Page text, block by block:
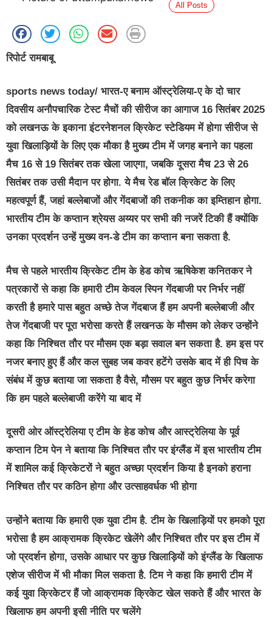
All Posts
रिपोर्ट रामबाबू
sports news today/ भारत-ए बनाम ऑस्ट्रेलिया-ए के दो चार
दिवसीय अनौपचारिक टेस्ट मैचों की सीरीज का आगाज 16 सितंबर 2025
को लखनऊ के इकाना इंटरनेशनल क्रिकेट स्टेडियम में होगा सीरीज से
युवा खिलाड़ियों के लिए एक मौका है मुख्य टीम में जगह बनाने का पहला
मैच 16 से 19 सितंबर तक खेला जाएगा, जबकि दूसरा मैच 23 से 26
सितंबर तक उसी मैदान पर होगा. ये मैच रेड बॉल क्रिकेट के लिए
महत्वपूर्ण हैं, जहां बल्लेबाजों और गेंदबाजों की तकनीक का इम्तिहान होगा.
भारतीय टीम के कप्तान श्रेयस अय्यर पर सभी की नजरें टिकी हैं क्योंकि
उनका प्रदर्शन उन्हें मुख्य वन-डे टीम का कप्तान बना सकता है.
मैच से पहले भारतीय क्रिकेट टीम के हेड कोच ऋषिकेश कनितकर ने
पत्रकारों से कहा कि हमारी टीम केवल स्पिन गेंदबाजी पर निर्भर नहीं
करती है हमारे पास बहुत अच्छे तेज गेंदबाज हैं हम अपनी बल्लेबाजी और
तेज गेंदबाजी पर पूरा भरोसा करते हैं लखनऊ के मौसम को लेकर उन्होंने
कहा कि निश्चित तौर पर मौसम एक बड़ा सवाल बन सकता है. हम इस पर
नजर बनाए हुए हैं और कल सुबह जब कवर हटेंगे उसके बाद में ही पिच के
संबंध में कुछ बताया जा सकता है वैसे, मौसम पर बहुत कुछ निर्भर करेगा
कि हम पहले बल्लेबाजी करेंगे या बाद में
दूसरी ओर ऑस्ट्रेलिया ए टीम के हेड कोच और आस्ट्रेलिया के पूर्व
कप्तान टिम पेन ने बताया कि निश्चित तौर पर इंग्लैंड में इस भारतीय टीम
में शामिल कई क्रिकेटरों ने बहुत अच्छा प्रदर्शन किया है इनको हराना
निश्चित तौर पर कठिन होगा और उत्साहवर्धक भी होगा
उन्होंने बताया कि हमारी एक युवा टीम है. टीम के खिलाड़ियों पर हमको पूरा
भरोसा है हम आक्रामक क्रिकेट खेलेंगे और निश्चित तौर पर इस टीम में
जो प्रदर्शन होगा, उसके आधार पर कुछ खिलाड़ियों को इंग्लैंड के खिलाफ
एशेज सीरीज में भी मौका मिल सकता है. टिम ने कहा कि हमारी टीम में
कई युवा क्रिकेटर हैं जो आक्रामक क्रिकेट खेल सकते हैं और भारत के
खिलाफ हम अपनी इसी नीति पर चलेंगे